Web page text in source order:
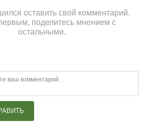
оставить свой комментарий.
поделитесь мнением с
остальными.